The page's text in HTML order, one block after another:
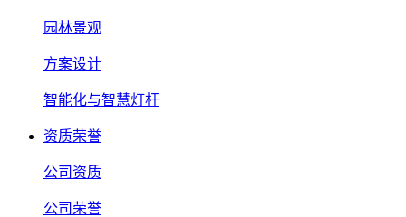
园林景观
方案设计
智能化与智慧灯杆
资质荣誉
公司资质
公司荣誉